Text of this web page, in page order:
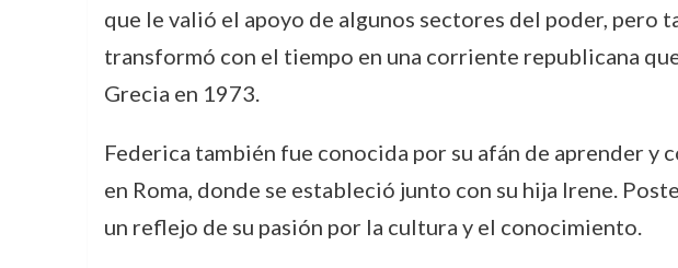
que le valió el apoyo de algunos sectores del poder, pero
transformó con el tiempo en una corriente republicana
Grecia en 1973.
Federica también fue conocida por su afán de aprender y
en Roma, donde se estableció junto con su hija Irene.
un reflejo de su pasión por la cultura y el conocimiento.